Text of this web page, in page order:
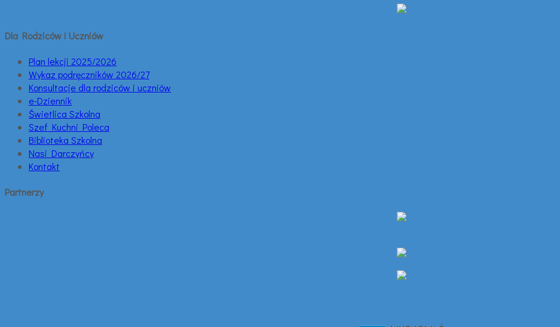
Dla Rodziców i Uczniów
Plan lekcji 2025/2026
Wykaz podręczników 2026/27
Konsultacje dla rodziców i uczniów
e-Dziennik
Świetlica Szkolna
Szef Kuchni Poleca
Biblioteka Szkolna
Nasi Darczyńcy
Kontakt
Partnerzy